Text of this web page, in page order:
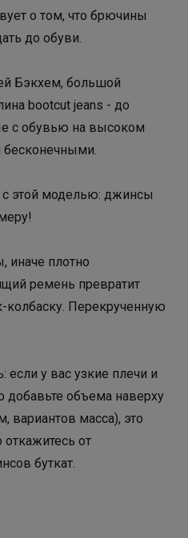
о том, что брючины
до обуви.
Бэкхем, большой
bootcut jeans - до
с обувью на высоком
бесконечными.
этой моделью: джинсы
иначе плотно
ремень превратит
Перекрученную
если у вас узкие плечи и
объема наверху
масса), это
откажитесь от
буткат.